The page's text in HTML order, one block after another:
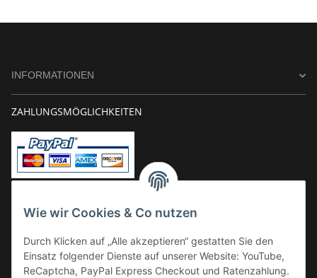
Wie wir Cookies & Co nutzen
Durch Klicken auf „Alle akzeptieren“ gestatten Sie den
Einsatz folgender Dienste auf unserer Website: YouTube,
ReCaptcha, PayPal Express Checkout und Ratenzahlung.
INFORMATIONEN
ZAHLUNGSMÖGLICHKEITEN
Kauf auf Rechnung
VERSAND